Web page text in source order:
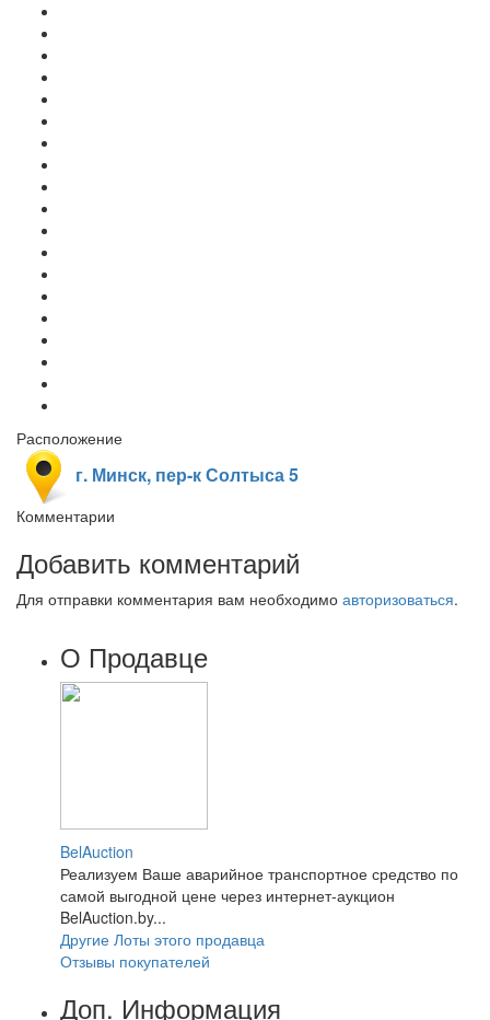
Расположение
г. Минск, пер-к Солтыса 5
Комментарии
Добавить комментарий
Для отправки комментария вам необходимо авторизоваться.
О Продавце
BelAuction
Реализуем Ваше аварийное транспортное средство по
самой выгодной цене через интернет-аукцион
BelAuction.by...
Другие Лоты этого продавца
Отзывы покупателей
Доп. Информация